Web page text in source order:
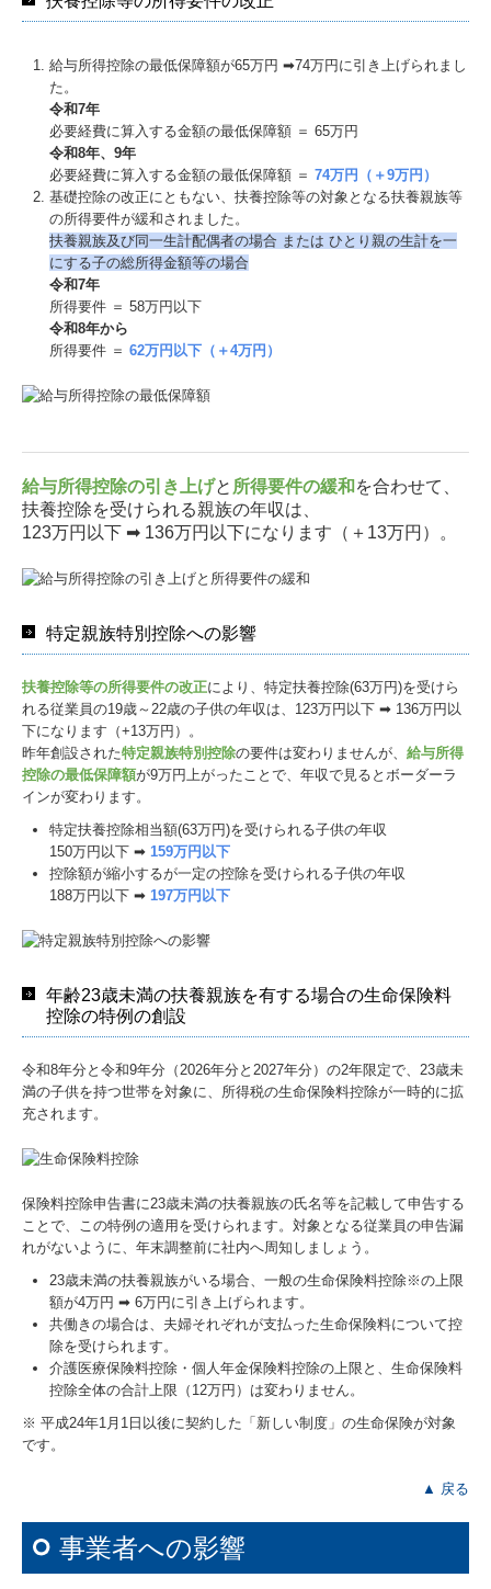
給与所得控除の最低保障額が65万円 ➡74万円に引き上げられまし
た。
令和7年
必要経費に算入する金額の最低保障額 ＝ 65万円
令和8年、9年
必要経費に算入する金額の最低保障額 ＝ 74万円（＋9万円）
基礎控除の改正にともない、扶養控除等の対象となる扶養親族等
の所得要件が緩和されました。
扶養親族及び同⼀⽣計配偶者の場合 または ひとり親の⽣計を⼀
にする⼦の総所得⾦額等の場合
令和7年
所得要件 ＝ 58万円以下
令和8年から
所得要件 ＝ 62万円以下（＋4万円）
給与所得控除の引き上げと 所得要件の緩和 を合わせて、
扶養控除を受けられる親族の年収は、
123万円以下 ➡ 136万円以下になります（＋13万円）。
特定親族特別控除への影響
扶養控除等の所得要件の改正により、特定扶養控除(63万円)を受けら
れる従業員の19歳～22歳の子供の年収は、123万円以下 ➡ 136万円以
下になります（+13万円）。
昨年創設された特定親族特別控除の要件は変わりませんが、 給与所得
控除の最低保障額が9万円上がったことで、年収で見るとボーダーラ
インが変わります。
特定扶養控除相当額(63万円)を受けられる子供の年収
150万円以下 ➡ 159万円以下
控除額が縮小するが一定の控除を受けられる子供の年収
188万円以下 ➡ 197万円以下
年齢23歳未満の扶養親族を有する場合の生命保険料
控除の特例の創設
令和8年分と令和9年分（2026年分と2027年分）の2年限定で、23歳未
満の子供を持つ世帯を対象に、所得税の生命保険料控除が一時的に拡
充されます。
保険料控除申告書に23歳未満の扶養親族の氏名等を記載して申告する
ことで、この特例の適用を受けられます。対象となる従業員の申告漏
れがないように、年末調整前に社内へ周知しましょう。
23歳未満の扶養親族がいる場合、一般の生命保険料控除※の上限
額が4万円 ➡ 6万円に引き上げられます。
共働きの場合は、夫婦それぞれが支払った生命保険料について控
除を受けられます。
介護医療保険料控除・個人年金保険料控除の上限と、生命保険料
控除全体の合計上限（12万円）は変わりません。
※ 平成24年1月1日以後に契約した「新しい制度」の生命保険が対象
です。
▲ 戻る
事業者への影響